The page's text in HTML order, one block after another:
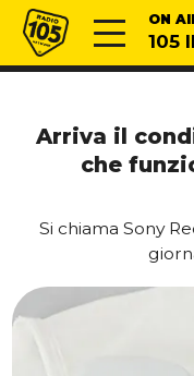
Vai al contenuto
Radio 105 ON
105
Arriva il
che
Si chiama Sony